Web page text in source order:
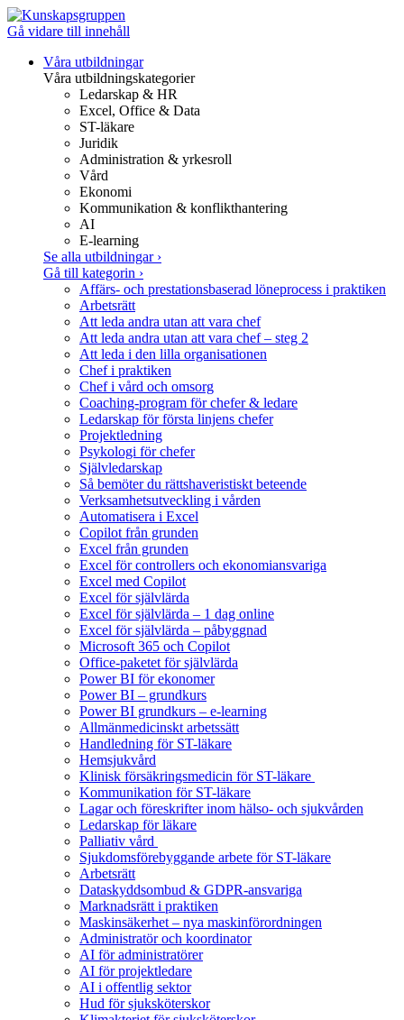
Gå vidare till innehåll
Våra utbildningar
Våra utbildningskategorier
Ledarskap & HR
Excel, Office & Data
ST-läkare
Juridik
Administration & yrkesroll
Vård
Ekonomi
Kommunikation & konflikthantering
AI
E-learning
Se alla utbildningar ›
Gå till kategorin ›
Affärs- och prestationsbaserad löneprocess i praktiken
Arbetsrätt
Att leda andra utan att vara chef
Att leda andra utan att vara chef – steg 2
Att leda i den lilla organisationen
Chef i praktiken
Chef i vård och omsorg
Coaching-program för chefer & ledare
Ledarskap för första linjens chefer
Projektledning
Psykologi för chefer
Självledarskap
Så bemöter du rättshaveristiskt beteende
Verksamhetsutveckling i vården
Automatisera i Excel
Copilot från grunden
Excel från grunden
Excel för controllers och ekonomiansvariga
Excel med Copilot
Excel för självlärda
Excel för självlärda – 1 dag online
Excel för självlärda – påbyggnad
Microsoft 365 och Copilot
Office-paketet för självlärda
Power BI för ekonomer
Power BI – grundkurs
Power BI grundkurs – e-learning
Allmänmedicinskt arbetssätt
Handledning för ST-läkare
Hemsjukvård
Klinisk försäkringsmedicin för ST-läkare
Kommunikation för ST-läkare
Lagar och föreskrifter inom hälso- och sjukvården
Ledarskap för läkare
Palliativ vård
Sjukdomsförebyggande arbete för ST-läkare
Arbetsrätt
Dataskyddsombud & GDPR-ansvariga
Marknadsrätt i praktiken
Maskinsäkerhet – nya maskinförordningen
Administratör och koordinator
AI för administratörer
AI för projektledare
AI i offentlig sektor
Hud för sjuksköterskor